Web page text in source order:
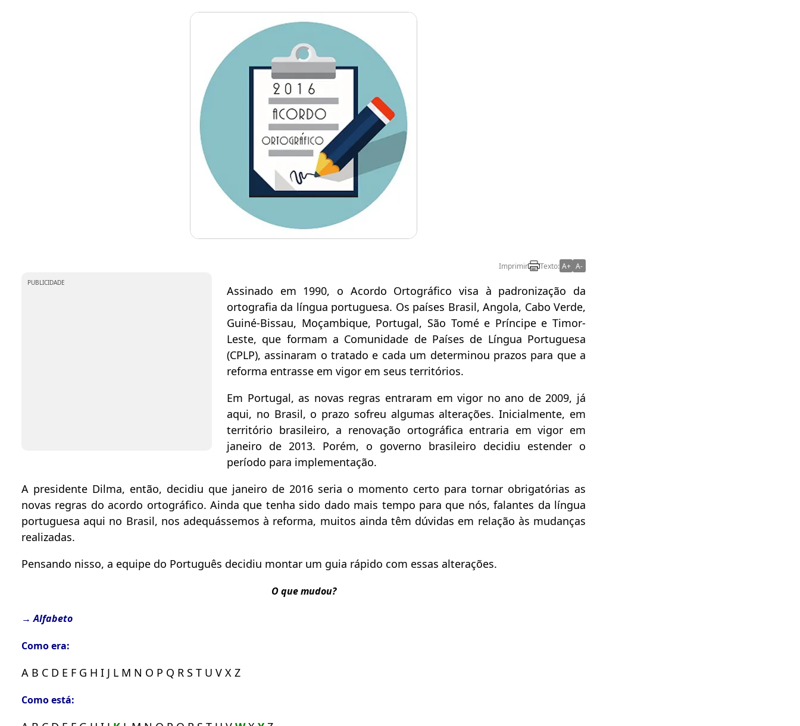
Imprimir Texto: A+ A-
PUBLICIDADE
Assinado em 1990, o Acordo Ortográfico visa à padronização da
ortografia da língua portuguesa. Os países Brasil, Angola, Cabo Verde,
Guiné-Bissau, Moçambique, Portugal, São Tomé e Príncipe e Timor-
Leste, que formam a Comunidade de Países de Língua Portuguesa
(CPLP), assinaram o tratado e cada um determinou prazos para que a
reforma entrasse em vigor em seus territórios.
Em Portugal, as novas regras entraram em vigor no ano de 2009, já
aqui, no Brasil, o prazo sofreu algumas alterações. Inicialmente, em
território brasileiro, a renovação ortográfica entraria em vigor em
janeiro de 2013. Porém, o governo brasileiro decidiu estender o
período para implementação.
A presidente Dilma, então, decidiu que janeiro de 2016 seria o momento certo para tornar obrigatórias as
novas regras do acordo ortográfico. Ainda que tenha sido dado mais tempo para que nós, falantes da língua
portuguesa aqui no Brasil, nos adequássemos à reforma, muitos ainda têm dúvidas em relação às mudanças
realizadas.
Pensando nisso, a equipe do Português decidiu montar um guia rápido com essas alterações.
O que mudou?
→ Alfabeto
Como era:
A B C D E F G H I J L M N O P Q R S T U V X Z
Como está: